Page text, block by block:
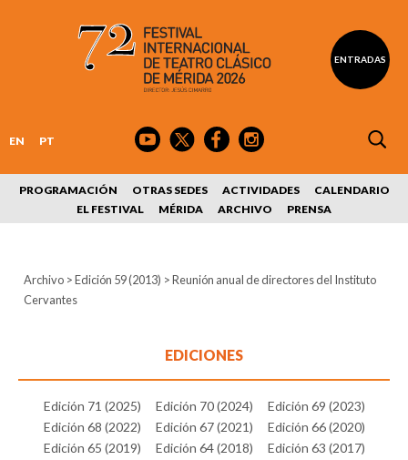
ENTRADAS
EN PT
PROGRAMACIÓN OTRAS SEDES ACTIVIDADES
CALENDARIO
EL FESTIVAL
MÉRIDA ARCHIVO PRENSA
Archivo > Edición 59 (2013) >Reunión anual de directores del Instituto
Cervantes
EDICIONES
Edición 71 (2025) Edición 70 (2024)
Edición 69 (2023)
Edición 68 (2022)
Edición 67 (2021)
Edición 66 (2020)
Edición 65 (2019)
Edición 64 (2018)
Edición 63 (2017)